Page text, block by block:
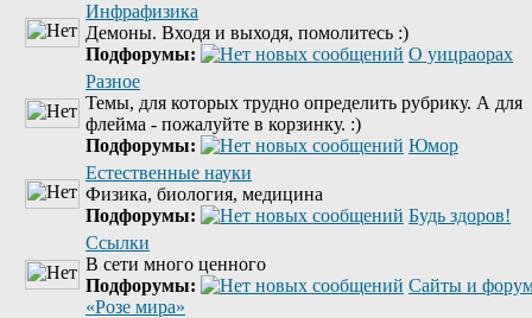
Инфрафизика
Демоны. Входя и выходя, помолитесь :)
Подфорумы:
О уицраорах
Разное
Темы, для которых трудно определить рубрику. А для
флейма - пожалуйте в корзинку. :)
Подфорумы:
Юмор
Естественные науки
Физика, биология, медицина
Подфорумы:
Будь здоров!
Ссылки
В сети много ценного
Подфорумы:
Сайты и
«Розе мира»